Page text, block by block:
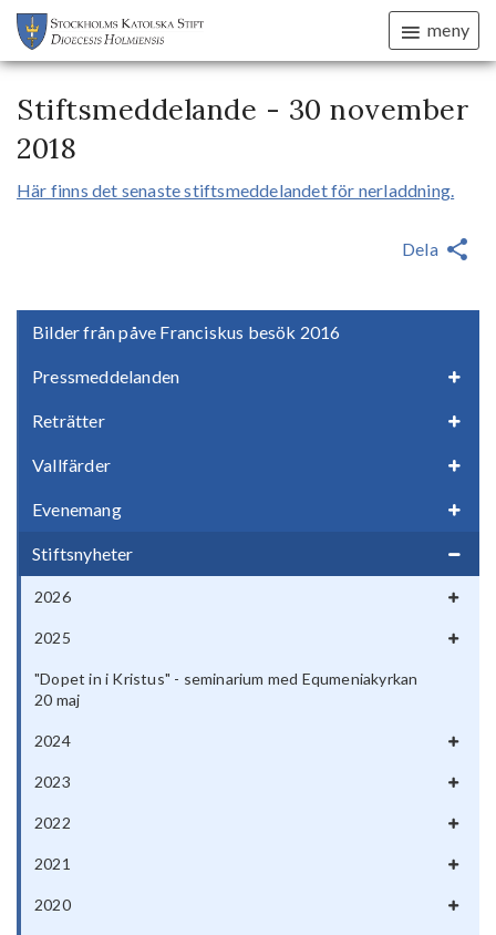
meny
Bilder från påve Franciskus besök 2016
Pressmeddelanden
Reträtter
Vallfärder
Evenemang
Stiftsnyheter
2026
2025
"Dopet in i Kristus" - seminarium med Equmeniakyrkan
20 maj
2024
2023
2022
2021
2020
Stiftsmeddelande - 30 november
2018
Här finns det senaste stiftsmeddelandet för nerladdning.
Dela